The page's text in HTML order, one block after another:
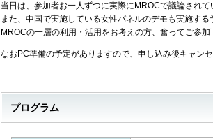
当日は、参加者お一人ずつに実際にMROCで議論され
また、中国で実施している女性パネルのデモも実施する
MROCの一層の利用・活用をお考えの方、奮ってご参加
なおPC準備の予定がありますので、申し込み後キャン
プログラム